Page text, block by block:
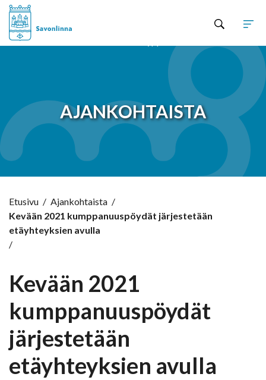
AJANKOHTAISTA
Etusivu / Ajankohtaista /
Kevään 2021 kumppanuuspöydät järjestetään
etäyhteyksien avulla
/
Kevään 2021
kumppanuuspöydät
järjestetään
etäyhteyksien avulla